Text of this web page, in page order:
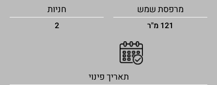
מרפסת שמש
121 מ"ר
חניות
2
תאריך פינוי